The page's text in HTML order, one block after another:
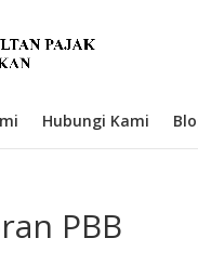
Hubungi Kami
PBB